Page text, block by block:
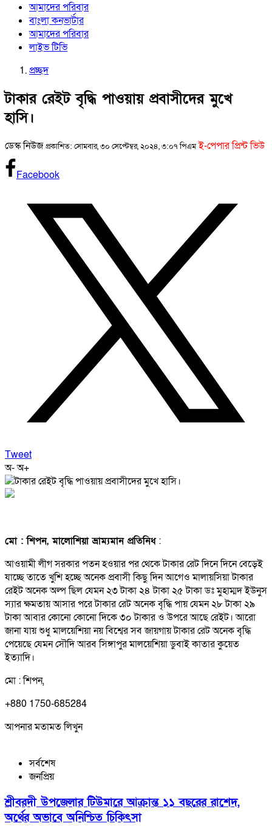
আমাদের পরিবার
বাংলা কনভার্টার
আমাদের পরিবার
লাইভ টিভি
প্রচ্ছদ
টাকার রেইট বৃদ্ধি পাওয়ায় প্রবাসীদের মুখে
হাসি।
ডেস্ক নিউজপ্রকাশিত: সোমবার, ৩০ সেপ্টেম্বর, ২০২৪, ৩:০৭ পিএম ই-পেপার প্রিন্ট ভিউ
Facebook
Tweet
অ-অ+
মো : শিপন, মালোশিয়া ভ্রাম্যমান প্রতিনিধ:
আওয়ামী লীগ সরকার পতন হওয়ার পর থেকে টাকার রেট দিনে দিনে বেড়েই
যাচ্ছে তাতে খুশি হচ্ছে অনেক প্রবাসী কিছু দিন আগেও মালায়সিয়া টাকার
রেইট অনেক অল্প ছিল যেমন ২৩ টাকা ২৪ টাকা ২৫ টাকা ডঃ মুহাম্মদ ইউনুস
স্যার ক্ষমতায় আসার পরে টাকার রেট অনেক বৃদ্ধি পায় যেমন ২৮ টাকা ২৯
টাকা আবার কোনো কোনো দিকে ৩০ টাকার ও উপরে আছে রেইট। আরো
জানা যায় শুধু মালয়েশিয়া নয় বিশ্বের সব জায়গায় টাকার রেট অনেক বৃদ্ধি
পেয়েছে যেমন সৌদি আরব সিঙ্গাপুর মালয়েশিয়া ডুবাই কাতার কুয়েত
ইত্যাদি।
মো : শিপন,
+880 1750-685284
আপনার মতামত লিখুন
সর্বশেষ
জনপ্রিয়
শ্রীবরদী উপজেলার টিউমারে আক্রান্ত ১১ বছরের রাশেদ,
অর্থের অভাবে অনিশ্চিত চিকিৎসা